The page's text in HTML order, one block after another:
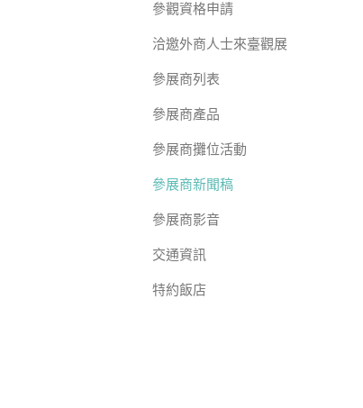
參觀資格申請
洽邀外商人士來臺觀展
參展商列表
參展商產品
參展商攤位活動
參展商新聞稿
參展商影音
交通資訊
特約飯店